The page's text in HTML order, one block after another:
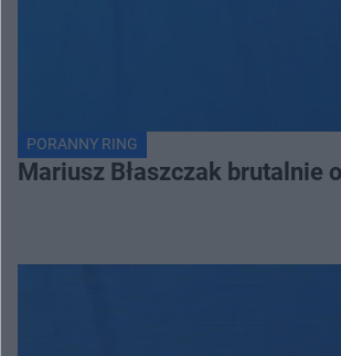
PORANNY RING
Mariusz Błaszczak brutalnie